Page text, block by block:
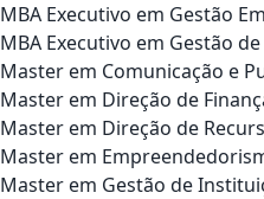
MBA Executivo em Gestão
MBA Executivo em Gestão
Master em Comunicação e
Master em Direção de
Master em Direção de
Master em
Master em Gestão de